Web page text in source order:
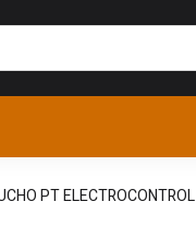
PT ELECTROCONTROL